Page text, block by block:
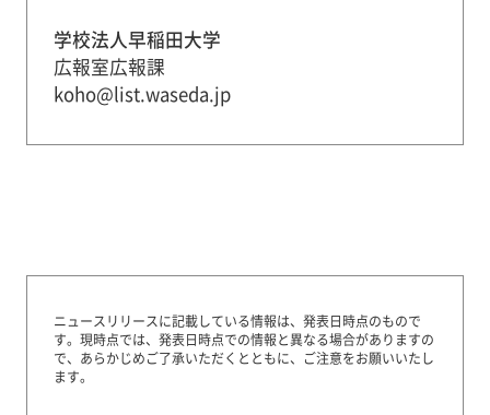
学校法人早稲田大学
広報室広報課
koho@list.waseda.jp
ニュースリリースに記載している情報は、発表日時点のもので
す。 現時点では、発表日時点での情報と異なる場合がありますの
で、あらかじめご了承いただくとともに、ご注意をお願いいたし
ます。